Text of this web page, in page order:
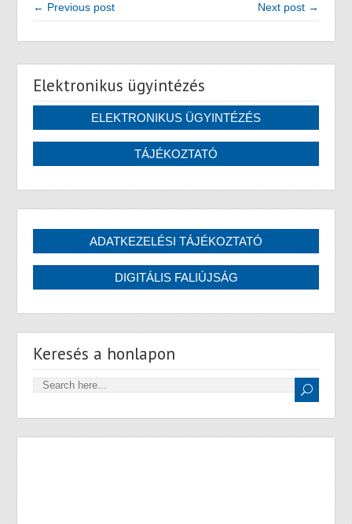
← Previous post Next post →
Elektronikus ügyintézés
Keresés a honlapon